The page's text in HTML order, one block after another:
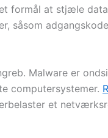
formål at stjæle
såsom
Malware er
computersystemer.
et